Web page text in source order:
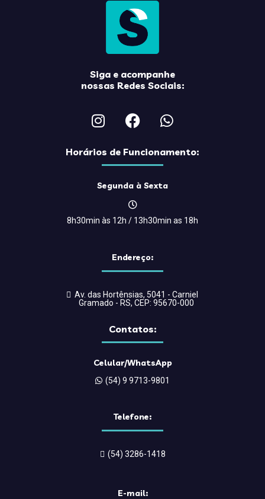
Siga e acompanhe
nossas Redes Sociais:
Horários de Funcionamento:
Segunda à Sexta
8h30min às 12h / 13h30min as 18h
Endereço:
Av. das Hortênsias, 5041 - Carniel
Gramado - RS, CEP: 95670-000
Contatos:
Celular/WhatsApp
(54) 9 9713-9801
Telefone:
(54) 3286-1418
E-mail: